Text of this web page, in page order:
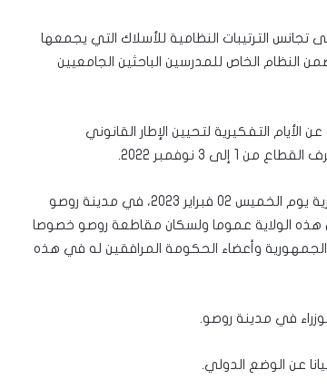
تجانس الترتيبات النظامية للأسلاك التي يجمعها
4 ديسمبر 2006، المعدل، المتضمن النظام الخاص للمدرسين الباحثين الجامعيين
التفكيرية لتحيين الإطار القانوني
3 نوفمبر 2022.
مستعرضا نتائج زيارة العمل التي قام بها فخامة رئيس الجمهورية يوم الخميس 02 فبراير 2023، في مدينة روصو
هذه الولاية عموما ولسكان مقاطعة روصو خصوصا
وأعضاء الحكومة المرافقين له في هذه
في مدينة روصو.
عن الوضع الدولي.